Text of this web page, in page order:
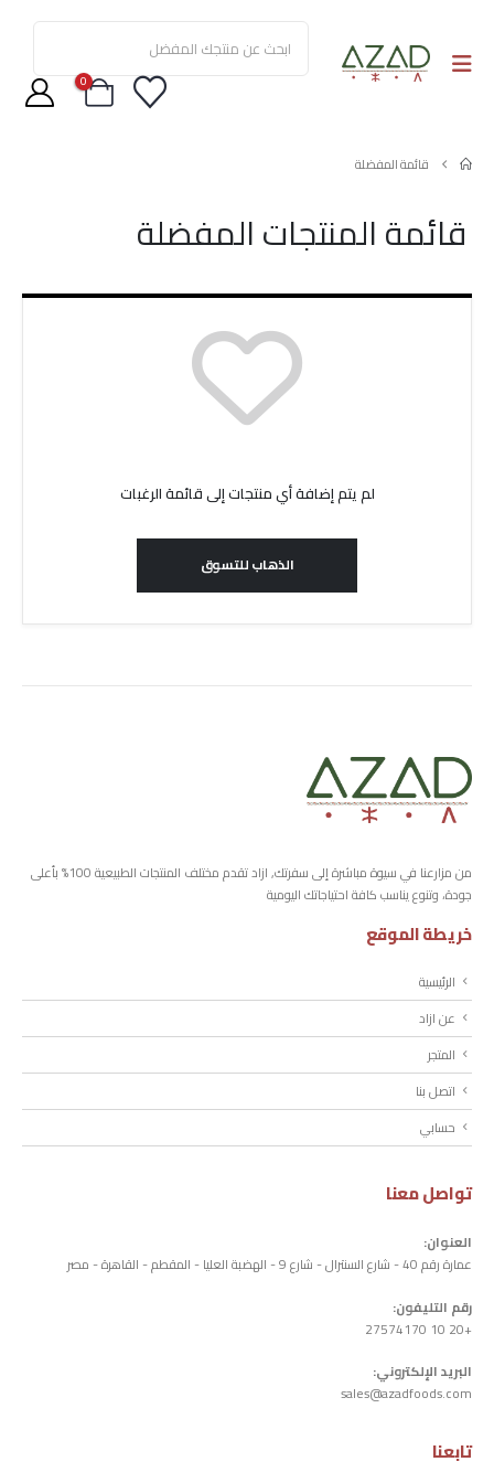
0
قائمة المفضلة
قائمة المنتجات المفضلة
لم يتم إضافة أي منتجات إلى قائمة الرغبات
الذهاب للتسوق
من مزارعنا في سيوة مباشرة إلى سفرتك, ازاد تقدم مختلف المنتجات الطبيعية 100% بأعلى
جودة، وتنوع يناسب كافة احتياجاتك اليومية
خريطة الموقع
الرئيسية
عن ازاد
المتجر
اتصل بنا
حسابي
تواصل معنا
العنوان:
عمارة رقم 40 - شارع السنترال - شارع 9 - الهضبة العليا - المقطم - القاهرة - مصر
رقم التليفون:
+20 10 27574170
البريد الإلكتروني:
sales@azadfoods.com
تابعنا